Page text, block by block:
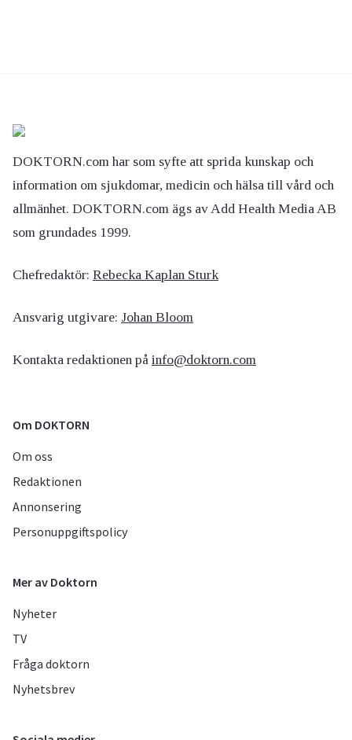
DOKTORN.com har som syfte att sprida kunskap och
information om sjukdomar, medicin och hälsa till vård och
allmänhet. DOKTORN.com ägs av Add Health Media AB
som grundades 1999.
Chefredaktör: Rebecka Kaplan Sturk
Ansvarig utgivare: Johan Bloom
Kontakta redaktionen på info@doktorn.com
Om DOKTORN
Om oss
Redaktionen
Annonsering
Personuppgiftspolicy
Mer av Doktorn
Nyheter
TV
Fråga doktorn
Nyhetsbrev